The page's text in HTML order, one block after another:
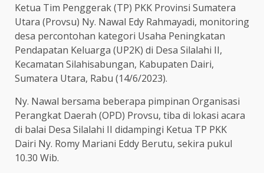
Ketua Tim Penggerak (TP) PKK Provinsi Sumatera
Utara (Provsu) Ny. Nawal Edy Rahmayadi, monitoring
desa percontohan kategori Usaha Peningkatan
Pendapatan Keluarga (UP2K) di Desa Silalahi II,
Kecamatan Silahisabungan, Kabupaten Dairi,
Sumatera Utara, Rabu (14/6/2023).
Ny. Nawal bersama beberapa pimpinan Organisasi
Perangkat Daerah (OPD) Provsu, tiba di lokasi acara
di balai Desa Silalahi II didampingi Ketua TP PKK
Dairi Ny. Romy Mariani Eddy Berutu, sekira pukul
10.30 Wib.